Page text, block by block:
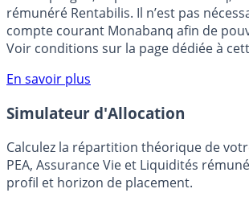
Bénéficiez de cette offre de placement
votre épargne, auprès de Monabanq,
rémunéré Rentabilis. Il n’est pas
Voir conditions sur la page dédiée à
En savoir plus
Simulateur d'Allocation
Calculez la répartition théorique de